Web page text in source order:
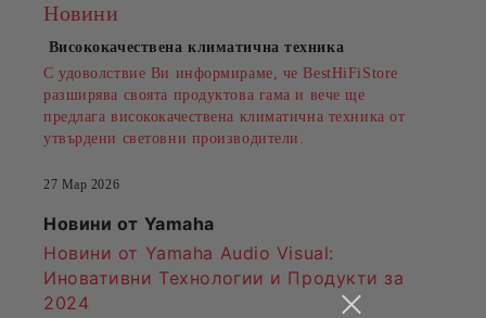
Новини
Висококачествена климатична техника
С удоволствие Ви информираме, че BestHiFiStore
разширява своята продуктова гама и вече ще
предлага висококачествена климатична техника от
утвърдени световни производители.
27 Мар 2026
Новини от Yamaha
Новини от Yamaha Audio Visual:
Иновативни Технологии и Продукти за
2024